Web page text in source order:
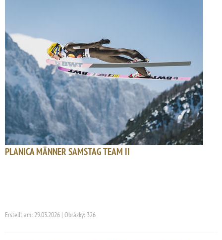
PLANICA MÄNNER SAMSTAG TEAM II
Erstellt am: 29.03.2026 | Obrázky: 326